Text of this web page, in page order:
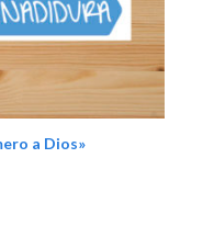
a Dios»